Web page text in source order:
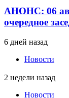
АНОНС: 06
очередное
6 дней назад
Новости
2 недели назад
Новости